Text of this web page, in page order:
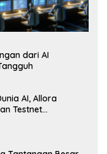
dari AI
AI, Allora
Testnet